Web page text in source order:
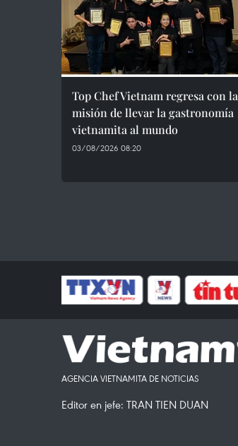
Top Chef Vietnam regresa con la
misión de llevar la gastronomía
vietnamita al mundo
03/08/2026 08:20
AGENCIA VIETNAMITA DE NOTICIAS
Editor en jefe: TRAN TIEN DUAN